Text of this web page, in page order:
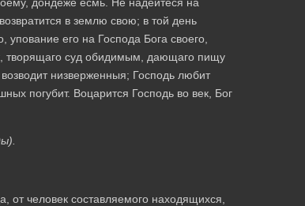
в землю свою; в той день
eго на Господа Бога своего,
творящаго суд обидимым, дающаго пищу
низвержeнныя; Господь любит
погубит. Воцарится Господь во век, Бог
человек составляемого находящихся,